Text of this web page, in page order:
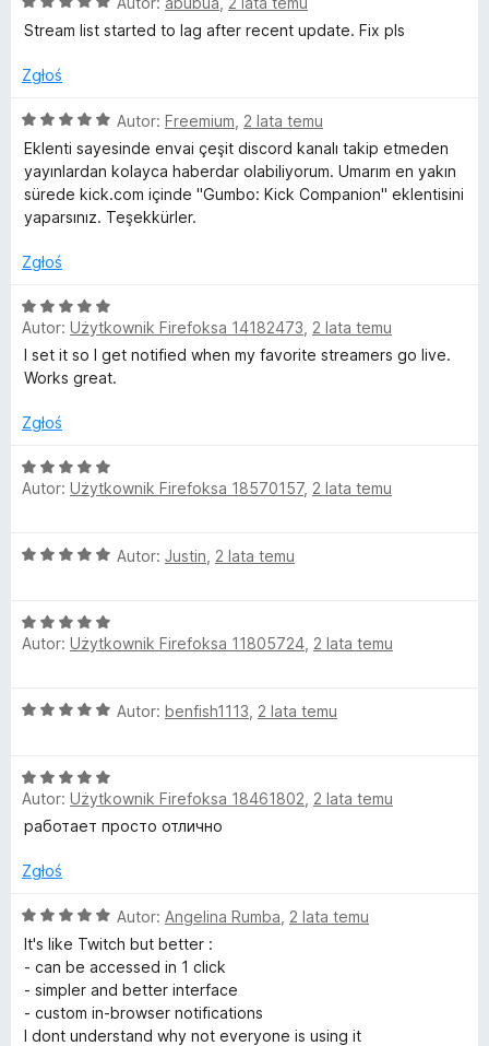
a
:
/
c
n
:
5
5
Stream list started to lag after recent update. Fix pls
Zgłoś
O
c
e
n
a
5
5
Autor: Freemium 2 lata temu
Eklenti sayesinde envai çeşit discord kanalı takip etmeden
yayınlardan kolayca haberdar olabiliyorum. Umarım en yakın
sürede kick.com içinde "Gumbo: Kick Companion" eklentisini
yaparsınız. Teşekkürler.
Zgłoś
O
c
e
n
:
/
5
Autor: Użytkownik Firefoksa 14182473 2 lata temu
I set it so I get notified when my favorite streamers go live.
Works great.
Zgłoś
O
c
a
/
5
Autor: Użytkownik Firefoksa 18570157, 2 lata temu
O
n
a
/
Autor: Justin 2 lata temu
O
c
a
/
5
Autor: Użytkownik Firefoksa 11805724 2 lata temu
O
n
a
:
/
Autor: benfish1113 2 lata temu
O
c
e
a
5
/
Autor: Użytkownik Firefoksa 18461802 2 lata temu
работает просто отлично
Zgłoś
O
c
:
Autor: Angelina Rumba 2 lata temu
It's like Twitch but better :
- can be accessed in 1 click
- simpler and better interface
- custom in-browser notifications
I dont understand why not everyone is using it